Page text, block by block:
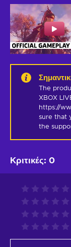
The
XBOX
https://
sure that
the
Κριτικές: 0